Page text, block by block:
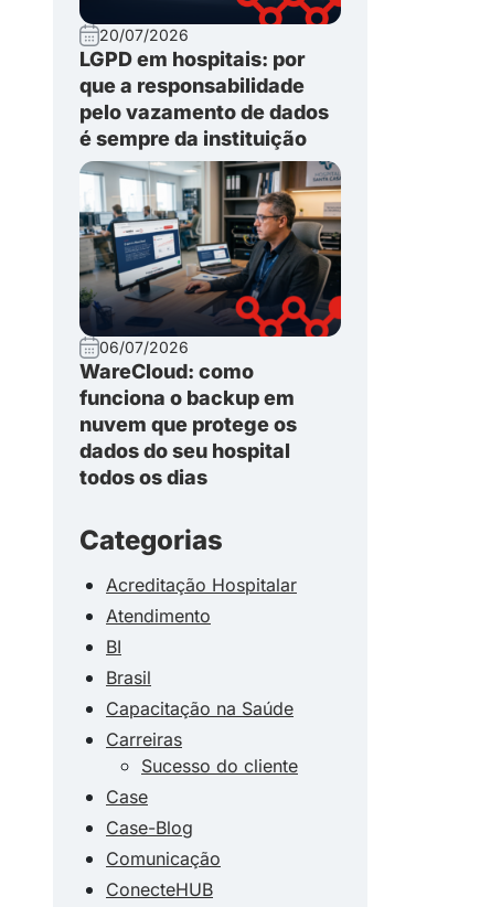
20/07/2026
LGPD em hospitais: por
que a responsabilidade
pelo vazamento de dados
é sempre da instituição
06/07/2026
WareCloud: como
funciona o backup em
nuvem que protege os
dados do seu hospital
todos os dias
Categorias
Acreditação Hospitalar
Atendimento
BI
Brasil
Capacitação na Saúde
Carreiras
Sucesso do cliente
Case
Case-Blog
Comunicação
ConecteHUB